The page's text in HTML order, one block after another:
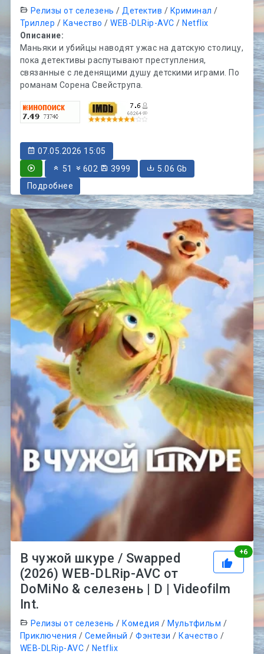
Релизы от селезень / Детектив / Криминал /
Триллер / Качество /WEB-DLRip-AVC / Netflix
Описание:
Маньяки и убийцы наводят ужас на датскую столицу,
пока детективы распутывают преступления,
связанные с леденящими душу детскими играми. По
романам Сорена Свейструпа.
07.05.2026 15:05
51
602 3999
5.06 Gb
Подробнее
+6
В чужой шкуре / Swapped
(2026) WEB-DLRip-AVC от
DoMiNo & селезень | D | Videofilm
Int.
Релизы от селезень / Комедия / Мультфильм /
Приключения / Семейный /Фэнтези / Качество /
WEB-DLRip-AVC / Netflix